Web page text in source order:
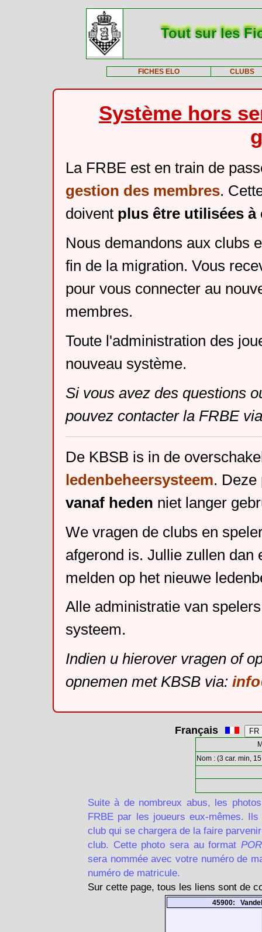
Tout sur les
FICHES ELO CLUBS
Système hors
La FRBE est en train de
gestion des membres.
doivent plus être utilisées
Nous demandons aux clubs
fin de la migration. Vous
pour vous connecter au
membres.
Toute l'administration des
nouveau système.
Si vous avez des questions
pouvez contacter la FRBE
De KBSB is in de
ledenbeheersysteem. Deze
vanaf heden niet langer
We vragen de clubs en
afgerond is. Jullie zullen dan
melden op het nieuwe
Alle administratie van
systeem.
Indien u hierover vragen of
opnemen met KBSB via:
Français
Nom : (3 car. min,
Suite à de nombreux abus, les
FRBE par les joueurs eux-mêmes.
club qui se chargera de la faire
club. Cette photo sera au format
sera nommée avec votre numéro de
numéro de matricule.
Sur cette page, tous les liens sont de
45900: